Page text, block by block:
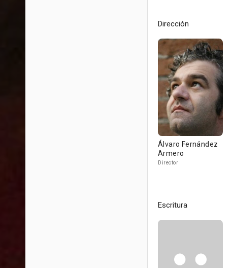
Dirección
Álvaro Fernández
Armero
Director
Escritura